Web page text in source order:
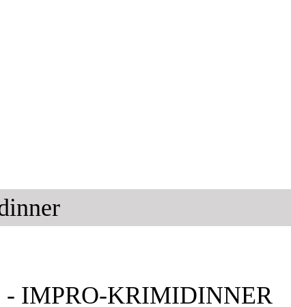
- IMPRO-KRIMIDINNER